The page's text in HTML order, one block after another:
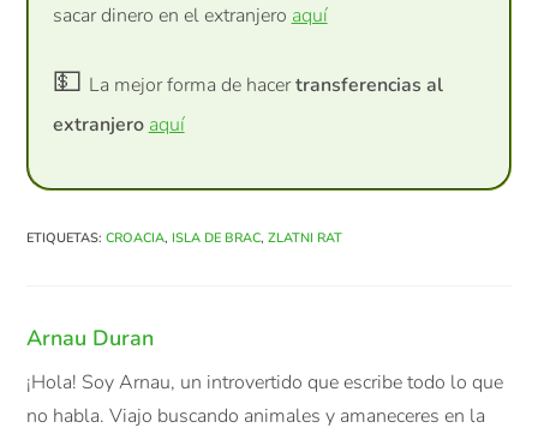
sacar dinero en el extranjero aquí
💵 La mejor forma de hacertransferencias al
extranjero aquí
ETIQUETAS:CROACIA, ISLA DE BRAC, ZLATNI RAT
Arnau Duran
¡Hola! Soy Arnau, un introvertido que escribe todo lo que
no habla. Viajo buscando animales y amaneceres en la